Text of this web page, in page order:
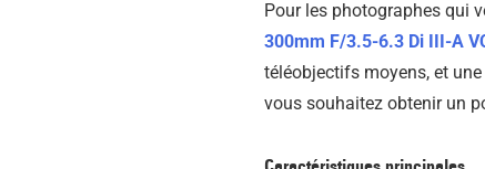
Pour les photographes qui
300mm F/3.5-6.3 Di III-A
téléobjectifs moyens, et
vous souhaitez obtenir un